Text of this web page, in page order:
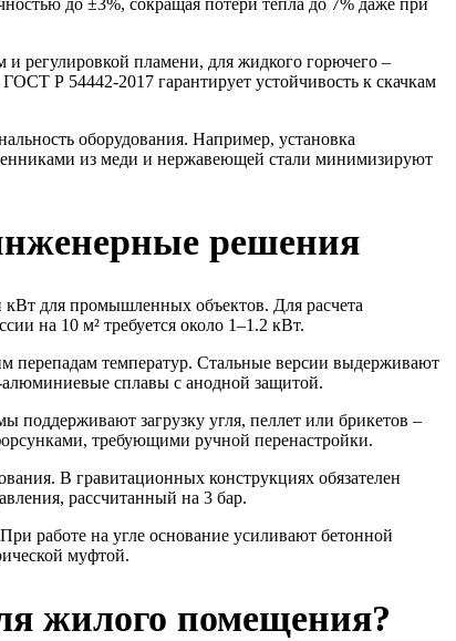
до ±3%, сокращая потери тепла до 7% даже при
и регулировкой пламени, для жидкого горючего –
Р 54442-2017 гарантирует устойчивость к скачкам
оборудования. Например, установка
из меди и нержавеющей стали минимизируют
решения
кВт для промышленных объектов. Для расчета
на 10 м² требуется около 1–1.2 кВт.
перепадам температур. Стальные версии выдерживают
сплавы с анодной защитой.
загрузку угля, пеллет или брикетов –
требующими ручной перенастройки.
В гравитационных конструкциях обязателен
рассчитанный на 3 бар.
работе на угле основание усиливают бетонной
муфтой.
жилого помещения?